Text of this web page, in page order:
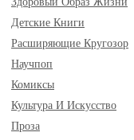
Детские Книги
Расширяющие Кругозор
Научпоп
Комиксы
Культура И Искусство
Проза